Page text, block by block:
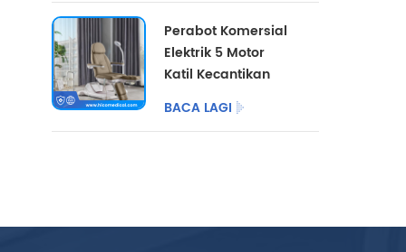
untuk Pusat
Podiatri
Perabot Komersial
Elektrik 5 Motor
Katil Kecantikan
dengan Kaki
Berbelah
BACA LAGI